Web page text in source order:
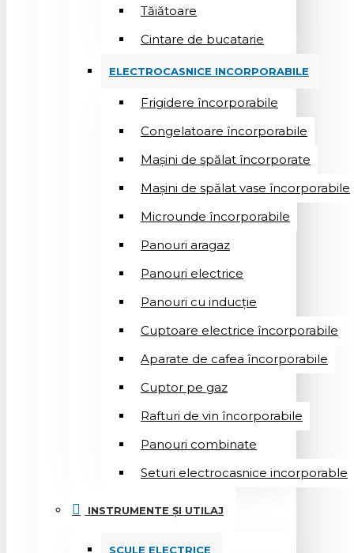
Tăiătoare
Cintare de bucatarie
ELECTROCASNICE INCORPORABILE
Frigidere încorporabile
Congelatoare încorporabile
Mașini de spălat încorporate
Mașini de spălat vase încorporabile
Microunde încorporabile
Panouri aragaz
Panouri electrice
Panouri cu inducție
Cuptoare electrice încorporabile
Aparate de cafea încorporabile
Cuptor pe gaz
Rafturi de vin încorporabile
Panouri combinate
Seturi electrocasnice incorporable
INSTRUMENTE ȘI UTILAJ
SCULE ELECTRICE